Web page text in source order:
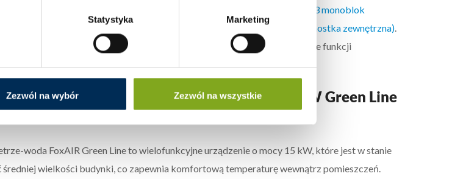
Statystyka Marketing
Zezwól na wybór Zezwól na wszystkie
Pompa ciepła FoxAIR Green Line 22 kW 3f GL-22-3 monoblok
Pompa ciepła FoxAIR Green Line 15 kW 3f GL-15-3 monoblok (jednostka zewnętrzna)
są w nowoczesne inwertery DC, sprężarki w technologii EVI, a także wiele funkcji
pompę ciepła powietrze-woda FoxAIR 15 kW Green Line
woda FoxAIR Green Line to wielofunkcyjne urządzenie o mocy 15 kW, które jest w stanie
wielkości budynki, co zapewnia komfortową temperaturę wewnątrz pomieszczeń.